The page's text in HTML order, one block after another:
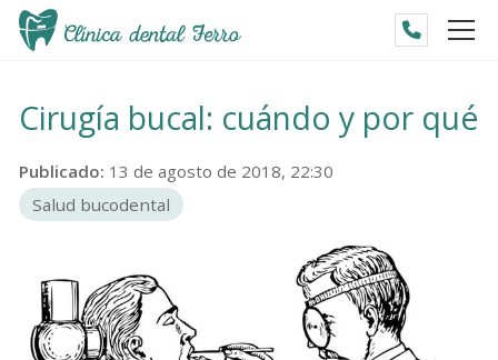
Cirugía bucal: cuándo y por qué
Publicado: 13 de agosto de 2018, 22:30
Salud bucodental